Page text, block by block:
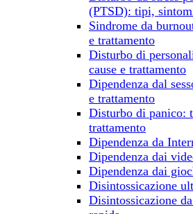
(PTSD): tipi,
Sindrome da
e trattamento
Disturbo di
cause e trattamento
Dipendenza dal
e trattamento
Disturbo di panico:
trattamento
Dipendenza da
Dipendenza dai
Dipendenza dai
Disintossicazione
Disintossicazione